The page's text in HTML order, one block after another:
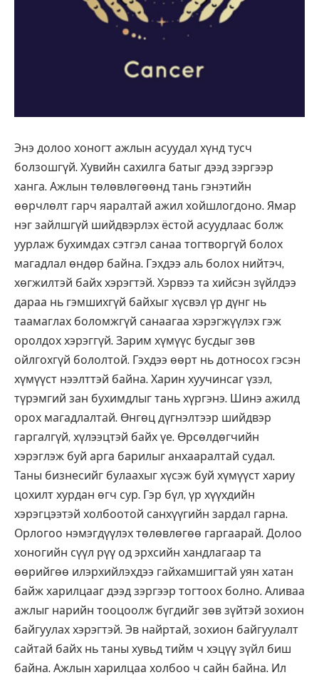
Энэ долоо хоногт ажлын асуудал хүнд тусч
болзошгүй. Хувийн сахилга батыг дээд зэргээр
ханга. Ажлын төлөвлөгөөнд тань гэнэтийн
өөрчлөлт гарч яаралтай ажил хойшлогдоно. Ямар
нэг зайлшгүй шийдвэрлэх ёстой асуудлаас болж
уурлаж бухимдах сэтгэл санаа тогтворгүй болох
магадлал өндөр байна. Гэхдээ аль болох нийтэч,
хөгжилтэй байх хэрэгтэй. Хэрвээ та хийсэн зүйлдээ
дараа нь гэмшихгүй байхыг хүсвэл үр дүнг нь
таамаглах боломжгүй санаагаа хэрэгжүүлэх гэж
оролдох хэрэггүй. Зарим хүмүүс бусдыг зөв
ойлгохгүй бололтой. Гэхдээ өөрт нь дотносох гэсэн
хүмүүст нээлттэй байна. Харин хуучинсаг үзэл,
түрэмгий зан бухимдлыг тань хүргэнэ. Шинэ ажилд
орох магадлалтай. Өнгөц дүгнэлтээр шийдвэр
гаргалгүй, хүлээцтэй байх үе. Өрсөлдөгчийн
хэрэглэж буй арга барилыг анхааралтай судал.
Таны бизнесийг булаахыг хүсэж буй хүмүүст хариу
цохилт хурдан өгч сур. Гэр бүл, үр хүүхдийн
хэрэгцээтэй холбоотой санхүүгийн зардал гарна.
Орлогоо нэмэгдүүлэх төлөвлөгөө гаргаарай. Долоо
хоногийн сүүл рүү од эрхсийн хандлагаар та
өөрийгөө илэрхийлэхдээ гайхамшигтай уян хатан
байж харилцааг дээд зэргээр тогтоох болно. Аливаа
ажлыг нарийн тооцоолж бүгдийг зөв зүйтэй зохион
байгуулах хэрэгтэй. Эв найртай, зохион байгуулалт
сайтай байх нь таны хувьд тийм ч хэцүү зүйл биш
байна. Ажлын харилцаа холбоо ч сайн байна. Ил